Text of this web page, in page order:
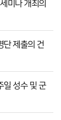
미나 개최의
단 제출의 건
성수 및 군